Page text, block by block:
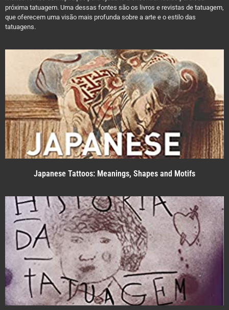
próxima tatuagem. Uma dessas fontes são os livros e revistas de tatuagem,
que oferecem uma visão mais profunda sobre a arte e o estilo das
tatuagens.
Japanese Tattoos: Meanings, Shapes and Motifs